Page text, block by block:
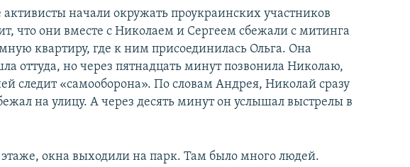
начали окружать проукраинских участников
что они вместе с Николаем и Сергеем сбежали с митинга
квартиру, где к ним присоединилась Ольга. Она
оттуда, но через пятнадцать минут позвонила Николаю,
следит «самооборона». По словам Андрея, Николай сразу
на улицу. А через десять минут он услышал выстрелы в
окна выходили на парк. Там было много людей.